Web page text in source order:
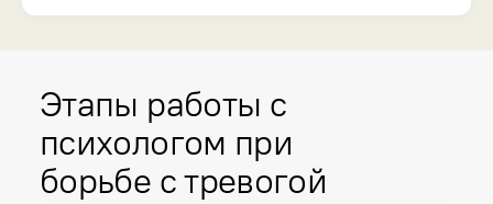
Этапы работы с
психологом при
борьбе с тревогой